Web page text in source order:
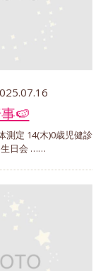
🍉
測定 14(木)0歳児健診
生日会 ……